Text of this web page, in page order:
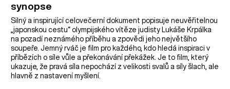
synopse
Silný a inspirující celovečerní dokument popisuje neuvěřitelnou
„japonskou cestu“ olympijského vítěze judisty Lukáše Krpálka
na pozadí neznámého příběhu a zpovědi jeho největšího
soupeře. Jemný rváč je film pro každého, kdo hledá inspiraci v
příbězích o síle vůle a překonávání překážek. Je to film, který
ukazuje, že pravá síla nepochází z velikosti svalů a síly šlach, ale
hlavně z nastavení myšlení.